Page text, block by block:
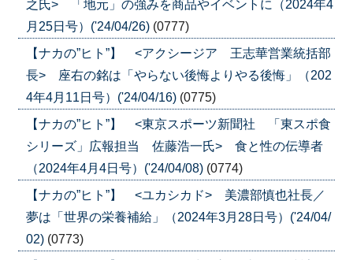
之氏> 「地元」の強みを商品やイベントに（2024年4
月25日号）('24/04/26) (0777)
【ナカの”ヒト”】 <アクシージア 王志華営業統括部
長> 座右の銘は「やらない後悔よりやる後悔」（202
4年4月11日号）('24/04/16) (0775)
【ナカの”ヒト”】 <東京スポーツ新聞社 「東スポ食
シリーズ」広報担当 佐藤浩一氏> 食と性の伝導者
（2024年4月4日号）('24/04/08) (0774)
【ナカの”ヒト”】 <ユカシカド> 美濃部慎也社長／
夢は「世界の栄養補給」（2024年3月28日号）('24/04/
02) (0773)